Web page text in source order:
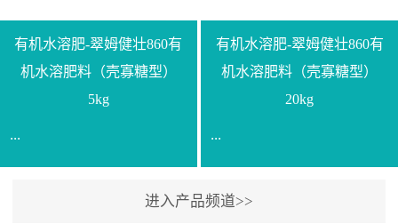
复配其他农药、肥料并提
高药效，间隔2-3周，可连
释均匀喷施苗床;移栽前一
天，用同样方法再喷施一
次。移栽前使用，储存在
苗株体内，移栽后，逐步
底肥：亩用本品40kg-
100kg可替代有机肥，配合
与复合肥、水溶肥或细土
混均后沟施、穴施、撒施
均可。3、沟施穴施:幼树
环状沟施，每棵用150-
有机水溶肥-翠姆健壮860有
机水溶肥料（壳寡糖型）
5kg
...
【通用名称】有机水溶肥
有机水溶肥-翠姆健壮860有
机水溶肥料（壳寡糖型）
20kg
...
【通用名称】有机水溶肥
进入产品频道>>